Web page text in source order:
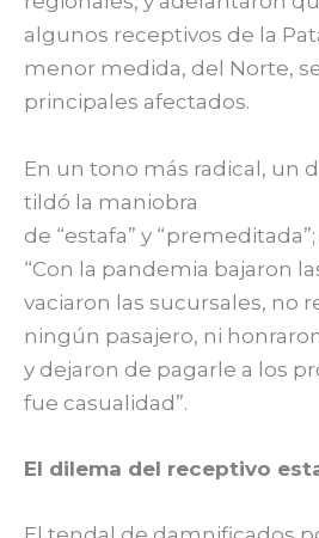
algunos receptivos de la
menor medida, del Norte,
principales afectados.
En un tono más radical, un
tildó la maniobra
de “estafa” y
“Con la pandemia bajaron
vaciaron las sucursales, no
ningún pasajero, ni
y dejaron de pagarle a los
fue casualidad”.
El dilema del receptivo